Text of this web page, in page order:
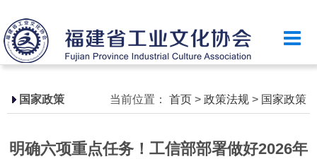
首页
乐竞（中国）简介
政策法规
省级政策
国家政策 当前位置： 首页 > 政策法规 > 国家政策
明确六项重点任务！工信部部署做好2026年